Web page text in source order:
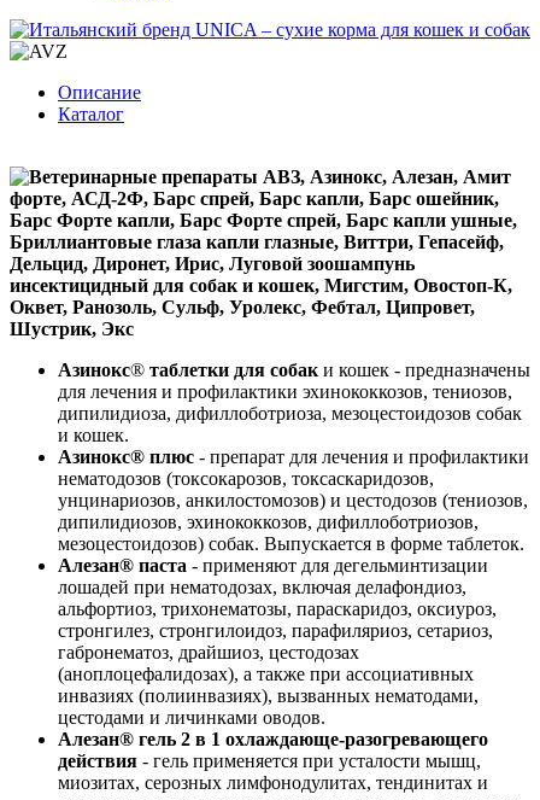
Описание
Каталог
Азинокс® таблетки для собак и кошек - предназначены
для лечения и профилактики эхинококкозов, тениозов,
дипилидиоза, дифиллоботриоза, мезоцестоидозов собак
и кошек.
Азинокс® плюс - препарат для лечения и профилактики
нематодозов (токсокарозов, токсаскаридозов,
унцинариозов, анкилостомозов) и цестодозов (тениозов,
дипилидиозов, эхинококкозов, дифиллоботриозов,
мезоцестоидозов) собак. Выпускается в форме таблеток.
Алезан® паста - применяют для дегельминтизации
лошадей при нематодозах, включая делафондиоз,
альфортиоз, трихонематозы, параскаридоз, оксиуроз,
стронгилез, стронгилоидоз, парафиляриоз, сетариоз,
габронематоз, драйшиоз, цестодозах
(аноплоцефалидозах), а также при ассоциативных
инвазиях (полиинвазиях), вызванных нематодами,
цестодами и личинками оводов.
Алезан® гель 2 в 1 охлаждающе-разогревающего
действия - гель применяется при усталости мышц,
миозитах, серозных лимфонодулитах, тендинитах и